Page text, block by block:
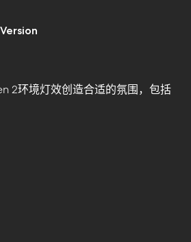
2环境灯效创造合适的氛围，包括